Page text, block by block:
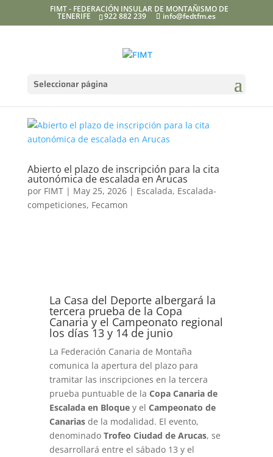
FIMT - FEDERACIÓN INSULAR DE MONTAÑISMO DE
TENERIFE 922 882 239 info@fedtfm.es
Seleccionar página
Abierto el plazo de inscripción para la cita
autonómica de escalada en Arucas
por FIMT| May 25, 2026| Escalada, Escalada-
competiciones, Fecamon
La Casa del Deporte albergará la
tercera prueba de la Copa
Canaria y el Campeonato regional
los días 13 y 14 de junio
La Federación Canaria de Montaña
comunica la apertura del plazo para
tramitar las inscripciones en la tercera
prueba puntuable de la Copa Canaria de
Escalada en Bloquey el Campeonato de
Canariasde la modalidad. El evento,
denominado Trofeo Ciudad de Arucas, se
desarrollará entre el sábado 13 y el